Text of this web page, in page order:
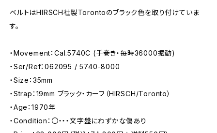
ベルトはHIRSCH社製Torontoのブラック色を取り付けていま
す。
・Movement：Cal.5740C (手巻き・毎時36000振動)
・Ser/Ref：062095 / 5740-8000
・Size：35mm
・Strap：19mm ブラック・カーフ（HIRSCH/Toronto）
・Age：1970年
・Condition：〇・・・文字盤にわずかな傷あり